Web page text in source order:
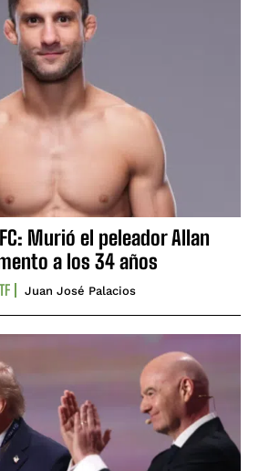
Murió el peleador Allan
a los 34 años
Juan José Palacios